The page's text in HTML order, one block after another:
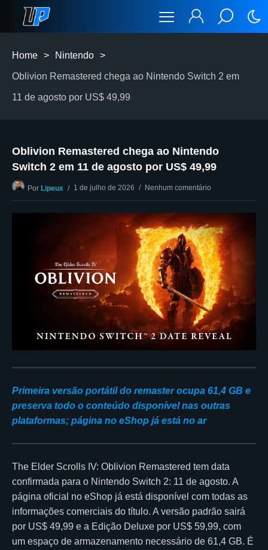
Home > Nintendo >
Oblivion Remastered chega ao Nintendo Switch 2 em
11 de agosto por US$ 49,99
Oblivion Remastered chega ao Nintendo
Switch 2 em 11 de agosto por US$ 49,99
Por Lipeux 1 de julho de 2026 Nenhum comentário
Primeira versão portátil do remaster ocupa 61,4 GB e
preserva todo o conteúdo disponível nas outras
plataformas; página no eShop já está no ar
The Elder Scrolls IV: Oblivion Remastered tem data
confirmada para o Nintendo Switch 2: 11 de agosto. A
página oficial no eShop já está disponível com todas as
informações comerciais do título. A versão padrão sairá
por US$ 49,99 e a Edição Deluxe por US$ 59,99, com
um espaço de armazenamento necessário de 61,4 GB. É